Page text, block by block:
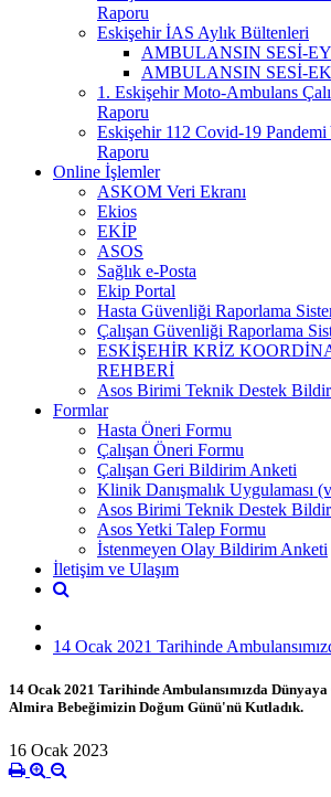
Raporu
Eskişehir İAS Aylık Bültenleri
AMBULANSIN SESİ-
AMBULANSIN SESİ-
1. Eskişehir Moto-Ambulans
Raporu
Eskişehir 112 Covid-19
Raporu
Online İşlemler
ASKOM Veri Ekranı
Ekios
EKİP
ASOS
Sağlık e-Posta
Ekip Portal
Hasta Güvenliği Raporlama
Çalışan Güvenliği Raporlama
ESKİŞEHİR KRİZ
REHBERİ
Asos Birimi Teknik Destek
Formlar
Hasta Öneri Formu
Çalışan Öneri Formu
Çalışan Geri Bildirim Anketi
Klinik Danışmalık Uygulaması
Asos Birimi Teknik Destek
Asos Yetki Talep Formu
İstenmeyen Olay Bildirim Anketi
İletişim ve Ulaşım
14 Ocak 2021 Tarihinde
14 Ocak 2021 Tarihinde Ambulansımızda Dünyaya
Almira Bebeğimizin Doğum Günü'nü Kutladık.
16 Ocak 2023